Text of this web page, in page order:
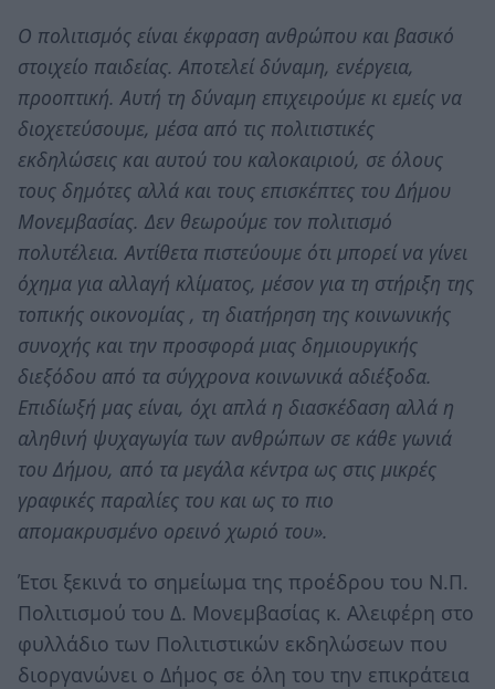
Ο πολιτισμός είναι έκφραση ανθρώπου και βασικό
στοιχείο παιδείας. Αποτελεί δύναμη, ενέργεια,
προοπτική. Αυτή τη δύναμη επιχειρούμε κι εμείς να
διοχετεύσουμε, μέσα από τις πολιτιστικές
εκδηλώσεις και αυτού του καλοκαιριού, σε όλους
τους δημότες αλλά και τους επισκέπτες του Δήμου
Μονεμβασίας. Δεν θεωρούμε τον πολιτισμό
πολυτέλεια. Αντίθετα πιστεύουμε ότι μπορεί να γίνει
όχημα για αλλαγή κλίματος, μέσον για τη στήριξη της
τοπικής οικονομίας , τη διατήρηση της κοινωνικής
συνοχής και την προσφορά μιας δημιουργικής
διεξόδου από τα σύγχρονα κοινωνικά αδιέξοδα.
Επιδίωξή μας είναι, όχι απλά η διασκέδαση αλλά η
αληθινή ψυχαγωγία των ανθρώπων σε κάθε γωνιά
του Δήμου, από τα μεγάλα κέντρα ως στις μικρές
γραφικές παραλίες του και ως το πιο
απομακρυσμένο ορεινό χωριό του».
Έτσι ξεκινά το σημείωμα της προέδρου του Ν.Π.
Πολιτισμού του Δ. Μονεμβασίας κ. Αλειφέρη στο
φυλλάδιο των Πολιτιστικών εκδηλώσεων που
διοργανώνει ο Δήμος σε όλη του την επικράτεια